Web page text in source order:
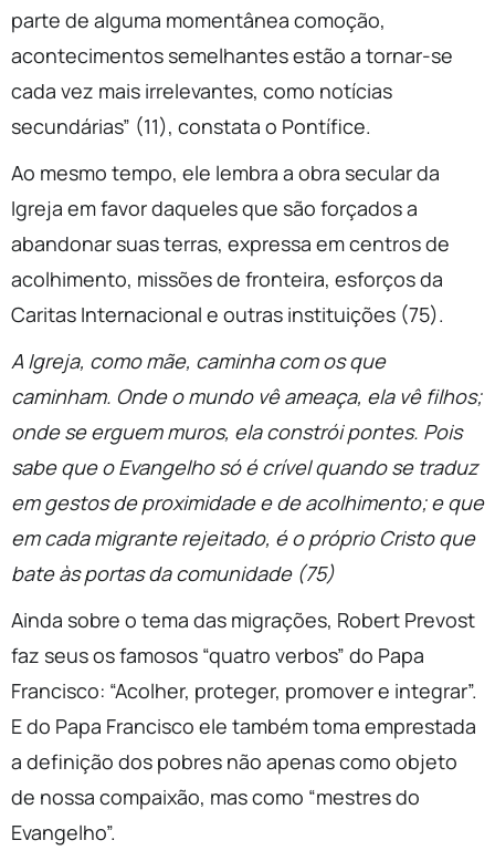
parte de alguma momentânea comoção,
acontecimentos semelhantes estão a tornar-se
cada vez mais irrelevantes, como notícias
secundárias” (11), constata o Pontífice.
Ao mesmo tempo, ele lembra a obra secular da
Igreja em favor daqueles que são forçados a
abandonar suas terras, expressa em centros de
acolhimento, missões de fronteira, esforços da
Caritas Internacional e outras instituições (75).
A Igreja, como mãe, caminha com os que
caminham. Onde o mundo vê ameaça, ela vê filhos;
onde se erguem muros, ela constrói pontes. Pois
sabe que o Evangelho só é crível quando se traduz
em gestos de proximidade e de acolhimento; e que
em cada migrante rejeitado, é o próprio Cristo que
bate às portas da comunidade (75)
Ainda sobre o tema das migrações, Robert Prevost
faz seus os famosos “quatro verbos” do Papa
Francisco: “Acolher, proteger, promover e integrar”.
E do Papa Francisco ele também toma emprestada
a definição dos pobres não apenas como objeto
de nossa compaixão, mas como “mestres do
Evangelho”.